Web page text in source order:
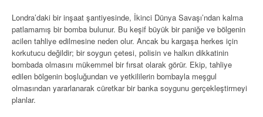
Londra’daki bir inşaat şantiyesinde, İkinci Dünya Savaşı’ndan kalma
patlamamış bir bomba bulunur. Bu keşif büyük bir paniğe ve bölgenin
acilen tahliye edilmesine neden olur. Ancak bu kargaşa herkes için
korkutucu değildir; bir soygun çetesi, polisin ve halkın dikkatinin
bombada olmasını mükemmel bir fırsat olarak görür. Ekip, tahliye
edilen bölgenin boşluğundan ve yetkililerin bombayla meşgul
olmasından yararlanarak cüretkar bir banka soygunu gerçekleştirmeyi
planlar.